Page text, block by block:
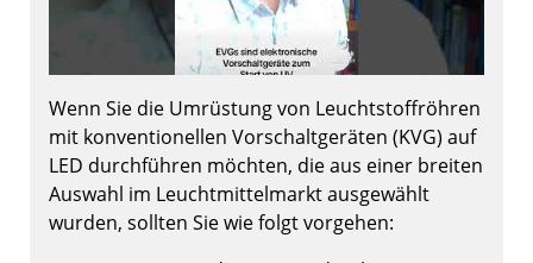
Wenn Sie die Umrüstung von Leuchtstoffröhren
mit konventionellen Vorschaltgeräten (KVG) auf
LED durchführen möchten, die aus einer breiten
Auswahl im Leuchtmittelmarkt ausgewählt
wurden, sollten Sie wie folgt vorgehen: